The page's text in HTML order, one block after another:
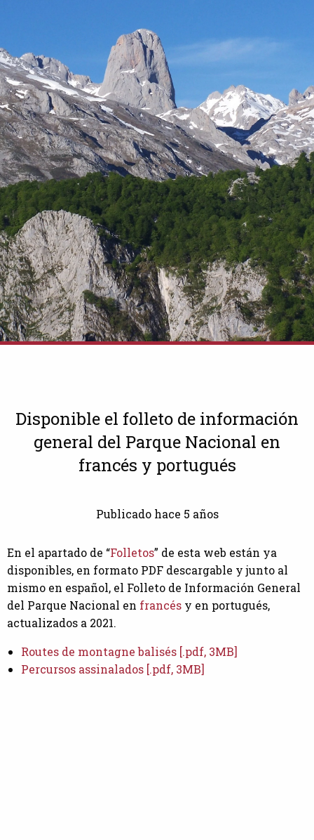
Disponible el folleto de información
general del Parque Nacional en
francés y portugués
Publicado hace 5 años
En el apartado de “Folletos” de esta web están ya
disponibles, en formato PDF descargable y junto al
mismo en español, el Folleto de Información General
del Parque Nacional en francés y en portugués,
actualizados a 2021.
Routes de montagne balisés [.pdf, 3MB]
Percursos assinalados [.pdf, 3MB]